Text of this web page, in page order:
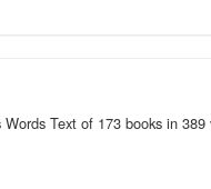
Text of 173 books in